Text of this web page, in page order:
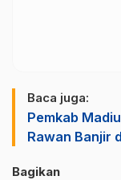
Baca juga:
Pemkab
Rawan Banjir
Bagikan